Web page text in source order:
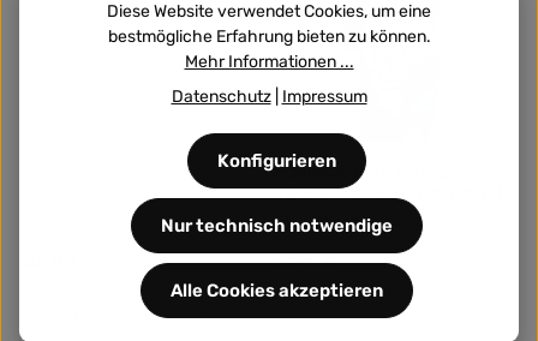
Fashion One Damen
Jeans Variantenprodukt
Größe:
L M S XL
Regulärer Preis:
69,95 €
Diese Website verwendet Cookies, um eine
bestmögliche Erfahrung bieten zu können.
Mehr Informationen ...
Datenschutz| Impressum
Nur technisch notwendige
Konfigurieren
Alle Cookies akzeptieren